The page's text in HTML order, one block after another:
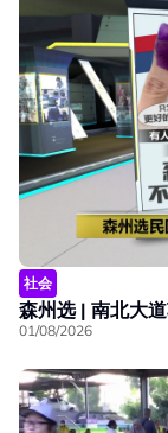
社会
森州选 | 南北大
01/08/2026